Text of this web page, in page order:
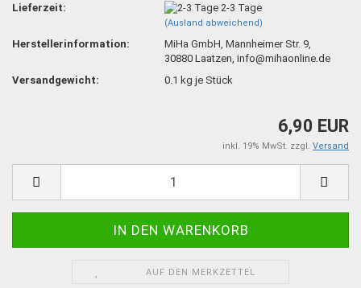
Lieferzeit:
2-3 Tage
(Ausland abweichend)
Herstellerinformation:
MiHa GmbH, Mannheimer Str. 9,
30880 Laatzen, info@mihaonline.de
Versandgewicht:
0.1 kg je Stück
6,90 EUR
inkl. 19% MwSt. zzgl. Versand
AUF DEN MERKZETTEL